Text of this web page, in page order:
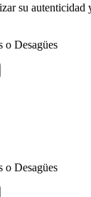
su
o Desagües
o Desagües